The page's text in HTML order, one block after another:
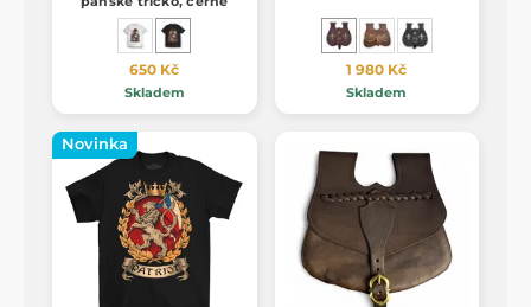
650 Kč
Skladem
1 980 Kč
Skladem
Novinka